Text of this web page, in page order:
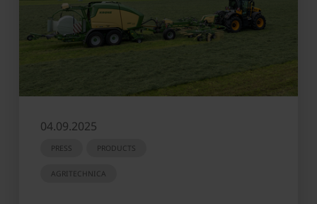
04.09.2025
PRESS PRODUCTS
AGRITECHNICA